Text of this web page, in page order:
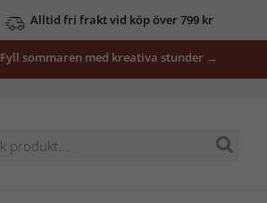
Alltid fri frakt vid köp över 799 kr
Fyll sommaren med kreativa stunder →